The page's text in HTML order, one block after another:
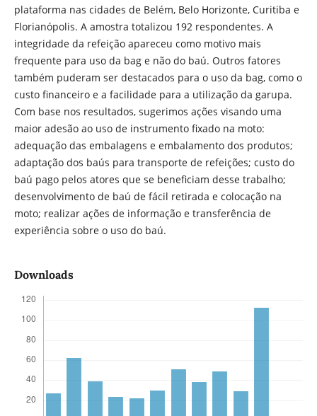
plataforma nas cidades de Belém, Belo Horizonte, Curitiba e
Florianópolis. A amostra totalizou 192 respondentes. A
integridade da refeição apareceu como motivo mais
frequente para uso da bag e não do baú. Outros fatores
também puderam ser destacados para o uso da bag, como o
custo financeiro e a facilidade para a utilização da garupa.
Com base nos resultados, sugerimos ações visando uma
maior adesão ao uso de instrumento fixado na moto:
adequação das embalagens e embalamento dos produtos;
adaptação dos baús para transporte de refeições; custo do
baú pago pelos atores que se beneficiam desse trabalho;
desenvolvimento de baú de fácil retirada e colocação na
moto; realizar ações de informação e transferência de
experiência sobre o uso do baú.
Downloads